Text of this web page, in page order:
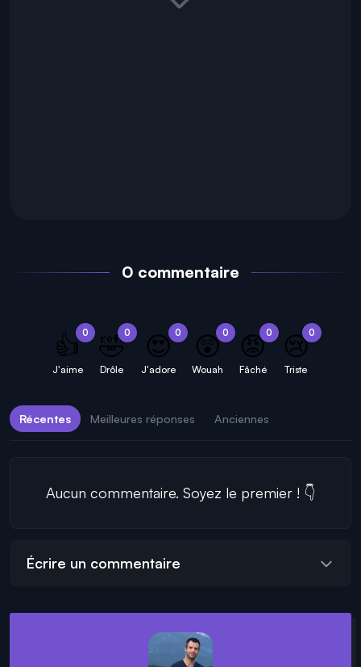
0 commentaire
0
👍
J'aime
0
🤣
Drôle
0
😍
J'adore
0
😲
Wouah
0
😡
Fâché
0
😢
Triste
Récentes Meilleures réponses Anciennes
Aucun commentaire. Soyez le premier ! 👇
Écrire un commentaire